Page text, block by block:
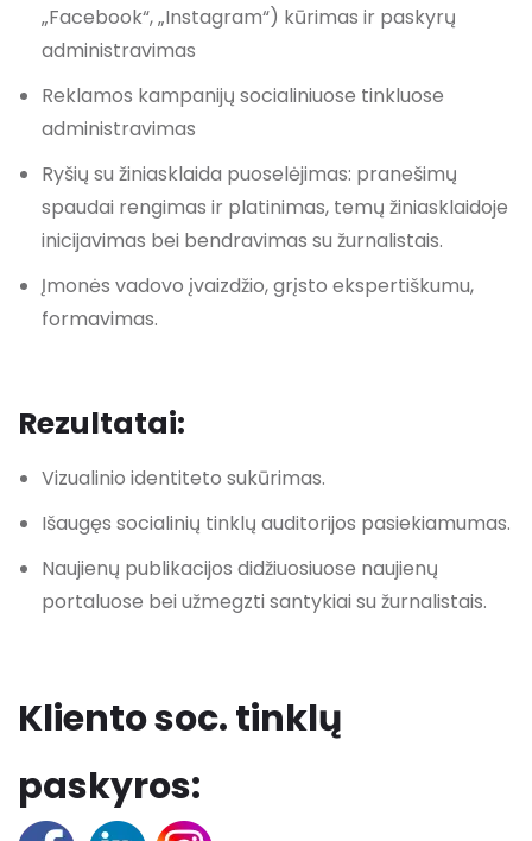
„Facebook“, „Instagram“) kūrimas ir paskyrų
administravimas
Reklamos kampanijų socialiniuose tinkluose
administravimas
Ryšių su žiniasklaida puoselėjimas: pranešimų
spaudai rengimas ir platinimas, temų žiniasklaidoje
inicijavimas bei bendravimas su žurnalistais.
Įmonės vadovo įvaizdžio, grįsto ekspertiškumu,
formavimas.
Rezultatai:
Vizualinio identiteto sukūrimas.
Išaugęs socialinių tinklų auditorijos pasiekiamumas.
Naujienų publikacijos didžiuosiuose naujienų
portaluose bei užmegzti santykiai su žurnalistais.
Kliento soc. tinklų
paskyros: